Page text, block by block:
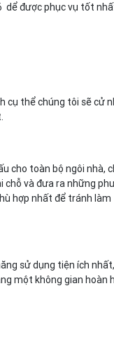
dể được phục vụ tốt
cụ thể chúng tôi sẽ cử
cho toàn bộ ngôi nhà,
chỗ và đưa ra những
hợp nhất để tránh làm
sử dụng tiện ích
một không gian hoàn